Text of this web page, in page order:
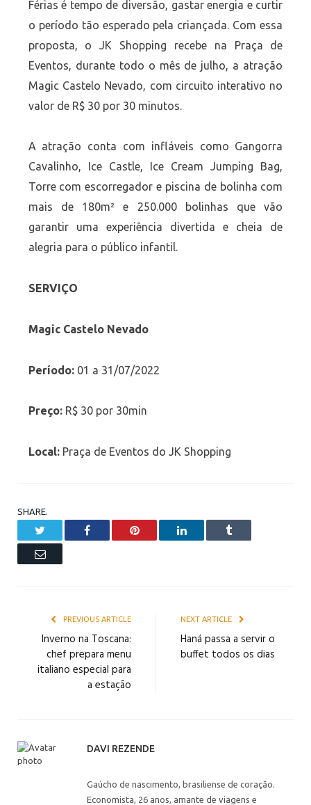
Férias é tempo de diversão, gastar energia e curtir
o período tão esperado pela criançada. Com essa
proposta, o JK Shopping recebe na Praça de
Eventos, durante todo o mês de julho, a atração
Magic Castelo Nevado, com circuito interativo no
valor de R$ 30 por 30 minutos.
A atração conta com infláveis como Gangorra
Cavalinho, Ice Castle, Ice Cream Jumping Bag,
Torre com escorregador e piscina de bolinha com
mais de 180m² e 250.000 bolinhas que vão
garantir uma experiência divertida e cheia de
alegria para o público infantil.
SERVIÇO
Magic Castelo Nevado
Período:01 a 31/07/2022
Preço: R$ 30 por 30min
Local:Praça de Eventos do JK Shopping
SHARE.
Facebook Pinterest LinkedIn Tumblr
Email
PREVIOUS ARTICLE
Inverno na Toscana:
chef prepara menu
italiano especial para
a estação
NEXT ARTICLE
Haná passa a servir o
buffet todos os dias
DAVI REZENDE
Gaúcho de nascimento, brasiliense de coração.
Economista, 26 anos, amante de viagens e